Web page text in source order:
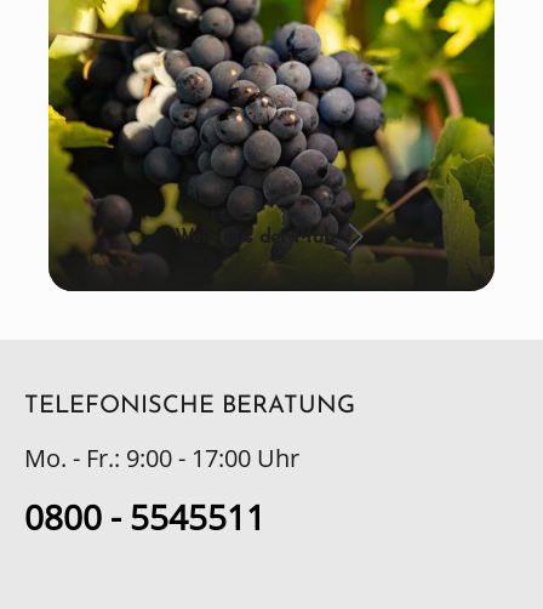
Wein aus der Pfalz
TELEFONISCHE BERATUNG
Mo. - Fr.: 9:00 - 17:00 Uhr
0800 - 5545511